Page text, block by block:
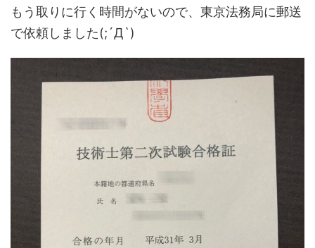
もう取りに行く時間がないので、東京法務局に郵送
で依頼しました(;´Д`)